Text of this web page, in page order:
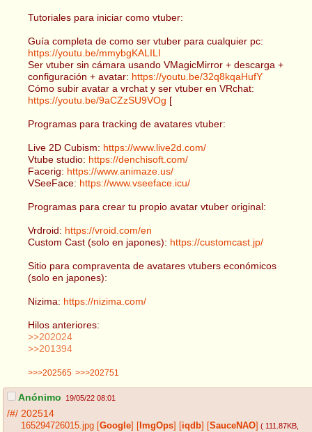
Tutoriales para iniciar como vtuber:
Guía completa de como ser vtuber para cualquier pc:
https://youtu.be/mmybgKALILI
Ser vtuber sin cámara usando VMagicMirror + descarga +
configuración + avatar: https://youtu.be/32q8kqaHufY
Cómo subir avatar a vrchat y ser vtuber en VRchat:
https://youtu.be/9aCZzSU9VOg [
Programas para tracking de avatares vtuber:
Live 2D Cubism: https://www.live2d.com/
Vtube studio: https://denchisoft.com/
Facerig: https://www.animaze.us/
VSeeFace: https://www.vseeface.icu/
Programas para crear tu propio avatar vtuber original:
Vrdroid: https://vroid.com/en
Custom Cast (solo en japones): https://customcast.jp/
Sitio para compraventa de avatares vtubers económicos
(solo en japones):
Nizima: https://nizima.com/
Hilos anteriores:
>>202024
>>201394
>>>202565 >>>202751
Anónimo 19/05/22 08:01
/#/ 202514
165294726015.jpg Google ImgOps iqdb SauceNAO ( 111.87KB